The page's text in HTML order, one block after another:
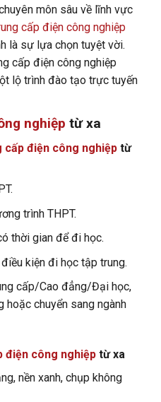
môn sâu về lĩnh vực
cấp điện công nghiệp
là sự lựa chọn tuyệt vời.
cấp điện công nghiệp
lộ trình đào tạo trực tuyến
nghiệp từ xa
cấp điện công nghiệptừ
trình THPT.
thời gian để đi học.
kiện đi học tập trung.
cấp/Cao đẳng/Đại học,
hoặc chuyển sang ngành
điện công nghiệptừ xa
nền xanh, chụp không